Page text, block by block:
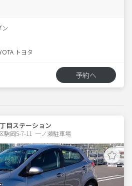
ン
トヨタ
予約へ
目ステーション
駒岡5-7-11  一ノ瀬駐車場